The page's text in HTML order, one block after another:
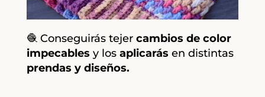
🧶 Conseguirás tejer cambios de color
impecables y los aplicarás en distintas
prendas y diseños.